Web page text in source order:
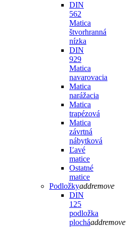
DIN
562
Matica
štvorhranná
nízka
DIN
929
Matica
navarovacia
Matica
narážacia
Matica
trapézová
Matica
závrtná
nábytková
Ľavé
matice
Ostatné
matice
Podložkyaddremove
DIN
125
podložka
plocháaddremove